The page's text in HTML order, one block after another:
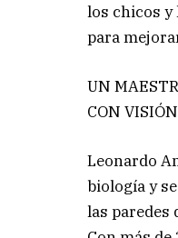
los chicos y
para
UN
CON VISIÓN
Leonardo
biología y
las paredes